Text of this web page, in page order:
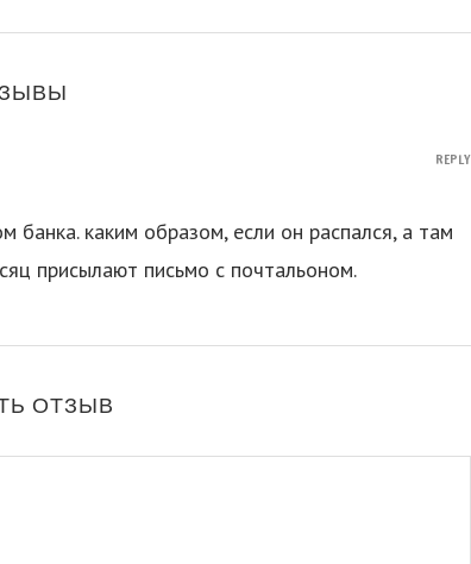
банка. каким образом, если он распался, а там
присылают письмо с почтальоном.
REPLY
ОТЗЫВ